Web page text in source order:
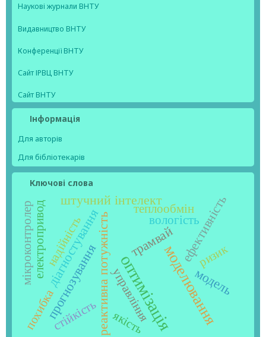
Наукові журнали ВНТУ
Видавництво ВНТУ
Конференції ВНТУ
Сайт ІРВЦ ВНТУ
Сайт ВНТУ
Інформація
Для авторів
Для бібліотекарів
Ключові слова
оптимізаціямоделювання
реактивна потужність ефективність
модель
прогнозування
штучний інтелект
діагностування трамвай
вологість
ризик
управління
теплообмін
електропривод
стійкість
мікроконтролер
якість
надійність
похибка